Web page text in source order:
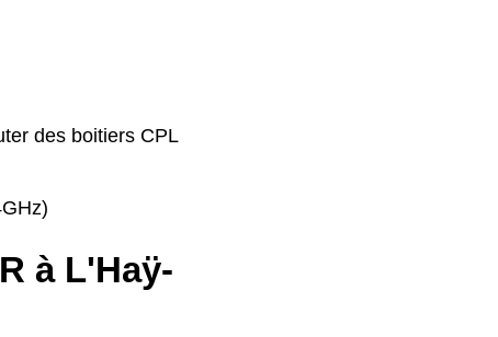
des boitiers CPL
à L'Haÿ-